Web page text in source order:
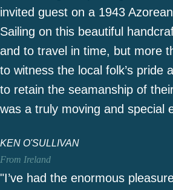
invited guest on a 1943
Sailing on this beautiful
and to travel in time, but more
to witness the local folk’s pride
to retain the seamanship of
was a truly moving and special
KEN O'SULLIVAN
From Ireland
"I’ve had the enormous